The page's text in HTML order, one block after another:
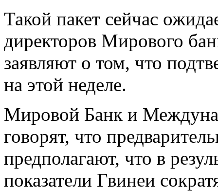
Такой пакет сейчас
директоров Мирового
заявляют о том, что
на этой неделе.
Мировой Банк и
говорят, что
предполагают, что в
показатели Гвинеи